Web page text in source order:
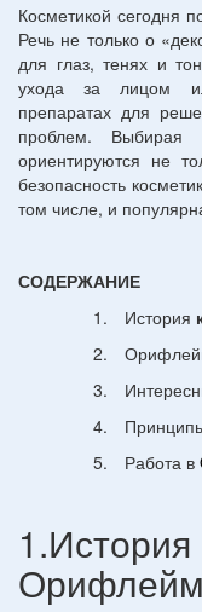
Косметикой сегодня
Речь не только о
для глаз, тенях и
ухода за лицом
препаратах для
проблем. Выбирая
ориентируются не
безопасность
том числе, и
СОДЕРЖАНИЕ
1.
История
2.
3.
4.
5.
Работа в
Орифлейм